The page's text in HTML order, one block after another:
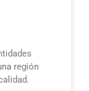
región